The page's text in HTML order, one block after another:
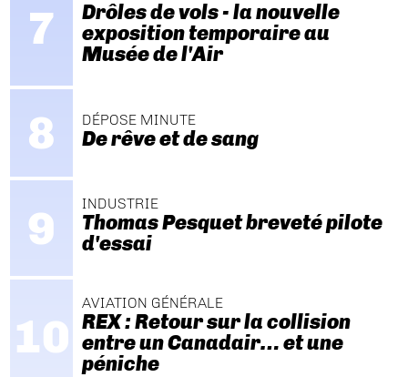
Drôles de vols - la nouvelle
exposition temporaire au
Musée de l'Air
DÉPOSE MINUTE
De rêve et de sang
INDUSTRIE
Thomas Pesquet breveté pilote
d'essai
AVIATION GÉNÉRALE
REX : Retour sur la collision
entre un Canadair… et une
péniche